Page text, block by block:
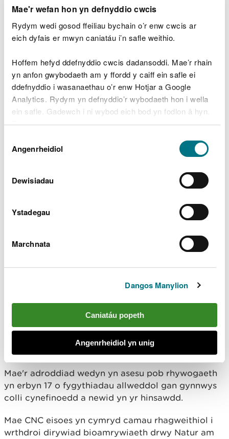
Mae'r wefan hon yn defnyddio cwcis
Rydym wedi gosod ffeiliau bychain o’r enw cwcis ar
eich dyfais er mwyn caniatáu i’n safle weithio.
Hoffem hefyd ddefnyddio cwcis dadansoddi. Mae’r rhain
yn anfon gwybodaeth am y ffordd y caiff ein safle ei
ddefnyddio i wasanaethau o’r enw Hotjar a Google
Analytics. Rydym yn defnyddio’r wybodaeth hon i wella
ein safle. Gadewch i ni wybod eich bod yn fodlon â hyn.
Byddwn yn defnyddio cwci i gadw eich dewis.
Gellirdarllen mwy am ein cwcis cyn i chi ddewis.
Caniatâd
Angenrheidiol
Dewisiadau
Ystadegau
Marchnata
Dangos Manylion
Caniatáu popeth
Angenrheidiol yn unig
gwlad, mae angen i ni gymryd y bygythiad
"Er gwaethaf y realiti anodd hwn, mae'n
amddiffyn y rhywogaethau hyn trwy
fuddsoddi cymedrol a gwneud newidiadau
cymharol fach i'r ffordd yr ydym yn rheoli
ein tirweddau.
"Mae'r newidiadau yma’n aml yn ymwneud
ag addasu pan fydd llystyfiant yn cael ei
dorri, rheoli twf llystyfiant diangen, neu
yn eu lle. Mae'r adroddiad Rhywogaethau
mewn Perygl yn rhoi'r fframwaith i ni
"Gyda thri chwarter y rhywogaethau hyn
eisoes ar safleoedd gwarchodedig, mae
gennym y fframwaith i weithredu."
Mae'r adroddiad yn categoreiddio pob rhywogaeth
yn ôl pam ei bod yn cael ei hystyried mewn perygl
- boed hynny oherwydd dirywiad, prinder naturiol,
tan-gofnodi, bod ar gyrion ei amrediad, neu fod yn
rhywogaeth sydd wedi lledaenu i Gymru yn
Mae'r adroddiad wedyn yn asesu pob rhywogaeth
yn erbyn 17 o fygythiadau allweddol gan gynnwys
colli cynefinoedd a newid yn yr hinsawdd.
Mae CNC eisoes yn cymryd camau rhagweithiol i
wrthdroi dirywiad bioamrywiaeth drwy Natur am